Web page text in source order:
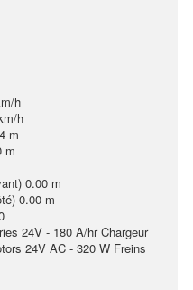
h
h
m
m
0.00 m
0.00 m
24V - 180 A/hr Chargeur
24V AC - 320 W Freins